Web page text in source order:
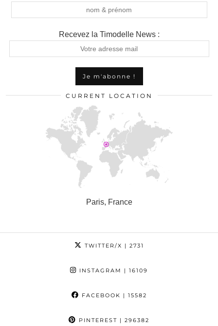
Recevez la Timodelle News :
CURRENT LOCATION
Paris, France
TWITTER/X | 2731
INSTAGRAM | 16109
FACEBOOK | 15582
PINTEREST | 296382